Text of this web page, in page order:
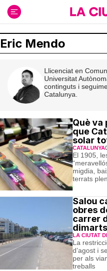
contenido
Eric Mendo
Llicenciat en
Universitat
continguts i
Catalunya.
Què va
que
solar
CATALUNYA
El 1905,
migdia,
terrats
Salou
obres
carrer
dimarts
LA CIUTAT
La
d’agost i
per als
treballs